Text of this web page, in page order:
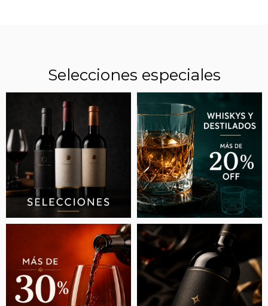
EL "MESSI DEL VINO ARGENTINO" ROMPE
RÉCORDS: LOGRA CALIFICACIÓN MÁXIMA
CON UN MALBEC Y UN CABERNET FRANC
Selecciones especiales